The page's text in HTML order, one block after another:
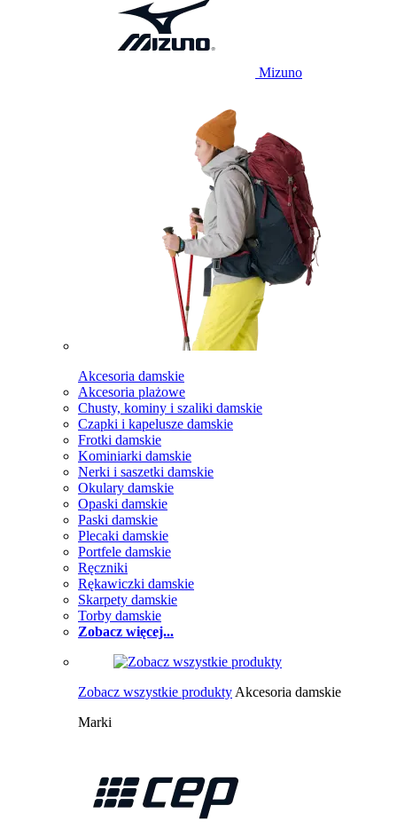
Mizuno
Akcesoria damskie
Akcesoria plażowe
Chusty, kominy i szaliki damskie
Czapki i kapelusze damskie
Frotki damskie
Kominiarki damskie
Nerki i saszetki damskie
Okulary damskie
Opaski damskie
Paski damskie
Plecaki damskie
Portfele damskie
Ręczniki
Rękawiczki damskie
Skarpety damskie
Torby damskie
Zobacz więcej...
Zobacz wszystkie produkty Akcesoria damskie
Marki